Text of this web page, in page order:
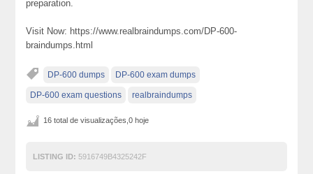
preparation.
Visit Now: https://www.realbraindumps.com/DP-600-
braindumps.html
DP-600 dumps DP-600 exam dumps
DP-600 exam questions realbraindumps
16 total de visualizações,0 hoje
LISTING ID: 5916749B4325242F